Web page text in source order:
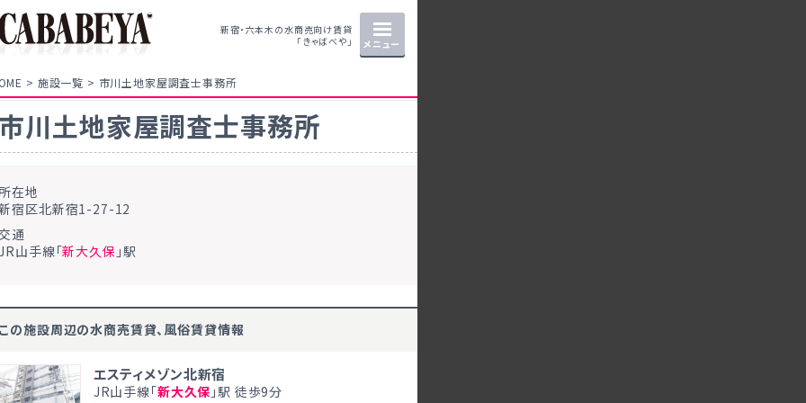
新宿・六本木の水商売向け賃貸
「きゃばべや」
メニュー
施設一覧 市川土地家屋調査士事務所
川土地家屋調査士事務所
在地
宿区北新宿1-27-12
通
山手線「新大久保 」駅
の施設周辺の水商売賃貸、風俗賃貸情報
エスティメゾン北新宿
JR山手線「新大久保 」駅 徒歩9分